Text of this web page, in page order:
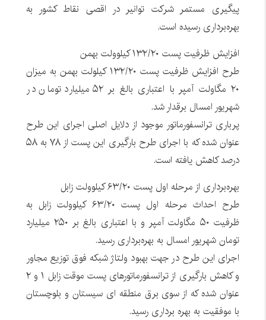
پیگیری مستمر شرکت توانیر در اقصی نقاط کشور به
بهره‌برداری رسیده است.
افزایش ظرفیت پست ۱۳۲/۲۰ کیلوولت بهمن
طرح افزایش ظرفیت پست ۱۳۲/۲۰ کیلولت بهمن به میزان
۲۰ مگاولت آمپر با اعتباری بالغ بر ۵۲ میلیارد تومان در
شهریور امسال برقدار شد.
پرباری ترانسفورماتور موجود از دلایل اصلی اجرای این طرح
عنوان شده که با اجرای طرح بارگیری این پست از ۷۸ به ۵۸
درصد کاهش یافته است.
بهره‌برداری از مرحله اول پست ۶۳/۲۰ کیلوولت زابل
طرح احداث مرحله اول پست ۶۳/۲۰ کیلوولت زابل به
ظرفیت ۵۰ مگاولت آمپر و با اعتباری بالغ بر ۲۵۰ میلیارد
تومان شهریور امسال به بهره‌برداری رسید.
اجرای این طرح در جهت بهبود ولتاژ شبکه فوق توزیع مجاور
و کاهش بارگیری از ترانسفورماتورهای پست موقت زابل ۱ و ۲
عنوان شده که از سوی برق منطقه ای سیستان و بلوچستان
با موفقیت به بهره برداری رسید.